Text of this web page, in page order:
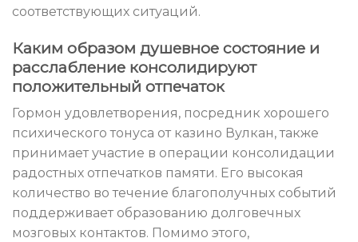
соответствующих ситуаций.
Каким образом душевное состояние и
расслабление консолидируют
положительный отпечаток
Гормон удовлетворения, посредник хорошего
психического тонуса от казино Вулкан, также
принимает участие в операции консолидации
радостных отпечатков памяти. Его высокая
количество во течение благополучных событий
поддерживает образованию долговечных
мозговых контактов. Помимо этого,